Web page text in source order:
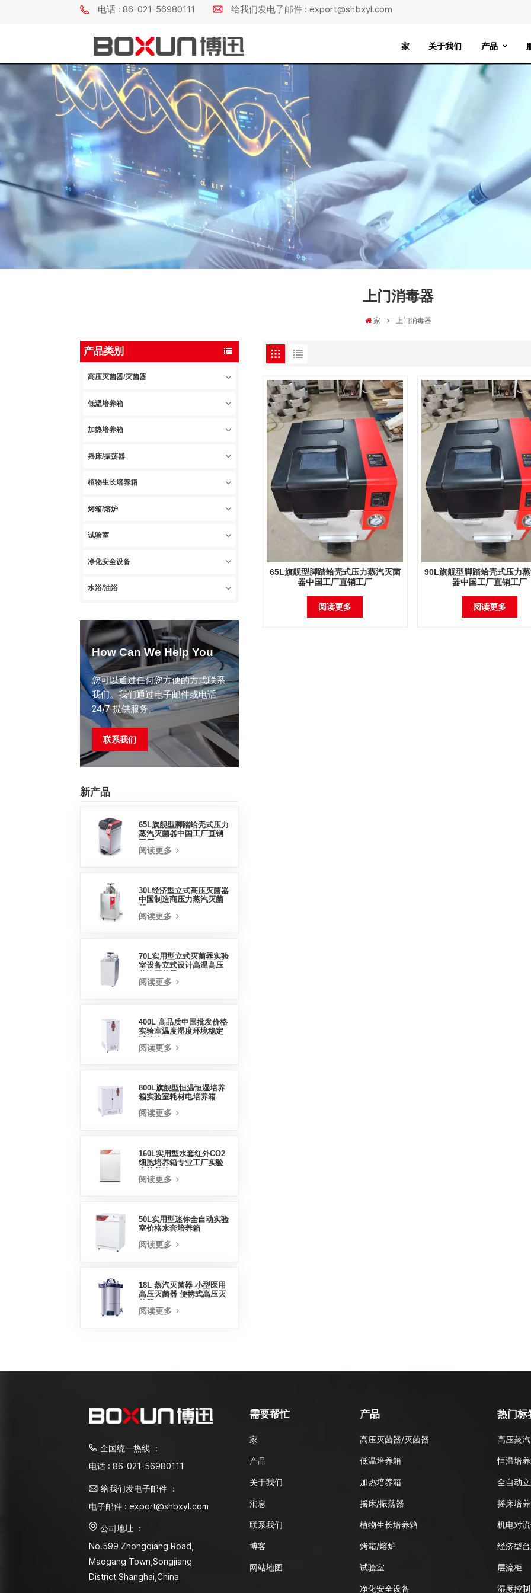
电话 : 86-021-56980111 给我们发电子邮件 : export@shbxyl.com
家 关于我们 产品
上门消毒器
家 上门消毒器
产品类别
高压灭菌器/灭菌器
低温培养箱
加热培养箱
摇床/振荡器
植物生长培养箱
烤箱/熔炉
试验室
净化安全设备
水浴/油浴
How Can We Help You
您可以通过任何您方便的方式联系
我们。我们通过电子邮件或电话
24/7 提供服务。
联系我们
新产品
65L旗舰型脚踏蛤壳式压力
蒸汽灭菌器中国工厂直销
阅读更多
30L经济型立式高压灭菌器
中国制造商压力蒸汽灭菌
阅读更多
70L实用型立式灭菌器实验
室设备立式设计高温高压
阅读更多
400L 高品质中国批发价格
实验室温度湿度环境稳定
阅读更多
800L旗舰型恒温恒湿培养
箱实验室耗材电培养箱
阅读更多
160L实用型水套红外CO2
细胞培养箱专业工厂实验
阅读更多
50L实用型迷你全自动实验
室价格水套培养箱
阅读更多
18L 蒸汽灭菌器 小型医用
高压灭菌器 便携式高压灭
阅读更多
65L旗舰型脚踏蛤壳式压力蒸汽灭菌
器中国工厂直销工厂
阅读更多
90L旗舰型脚踏蛤壳式压力
器中国工厂直销工厂
阅读更多
全国统一热线 ：
电话 : 86-021-56980111
给我们发电子邮件 ：
电子邮件 : export@shbxyl.com
公司地址 ：
No.599 Zhongqiang Road,
Maogang Town,Songjiang
District Shanghai,China
需要帮忙
家
产品
关于我们
消息
联系我们
博客
网站地图
产品
高压灭菌器/灭菌器
低温培养箱
加热培养箱
摇床/振荡器
植物生长培养箱
烤箱/熔炉
试验室
净化安全设备
热门标
高压蒸
恒温培
全自动
摇床培
机电对
经济型
层流柜
湿度控